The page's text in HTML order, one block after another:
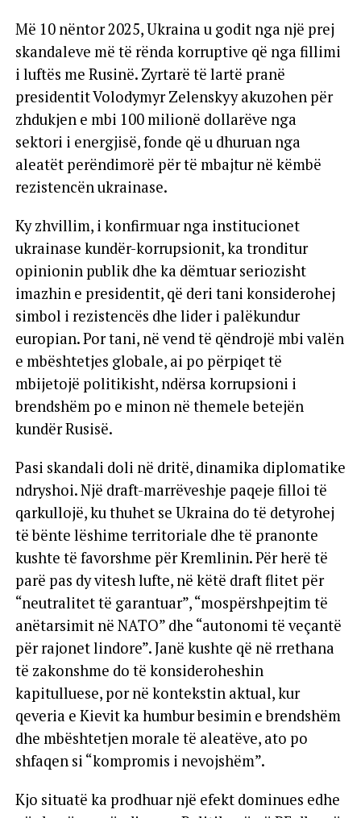
Më 10 nëntor 2025, Ukraina u godit nga një prej
skandaleve më të rënda korruptive që nga fillimi
i luftës me Rusinë. Zyrtarë të lartë pranë
presidentit Volodymyr Zelenskyy akuzohen për
zhdukjen e mbi 100 milionë dollarëve nga
sektori i energjisë, fonde që u dhuruan nga
aleatët perëndimorë për të mbajtur në këmbë
rezistencën ukrainase.
Ky zhvillim, i konfirmuar nga institucionet
ukrainase kundër-korrupsionit, ka tronditur
opinionin publik dhe ka dëmtuar seriozisht
imazhin e presidentit, që deri tani konsiderohej
simbol i rezistencës dhe lider i palëkundur
europian. Por tani, në vend të qëndrojë mbi valën
e mbështetjes globale, ai po përpiqet të
mbijetojë politikisht, ndërsa korrupsioni i
brendshëm po e minon në themele betejën
kundër Rusisë.
Pasi skandali doli në dritë, dinamika diplomatike
ndryshoi. Një draft-marrëveshje paqeje filloi të
qarkullojë, ku thuhet se Ukraina do të detyrohej
të bënte lëshime territoriale dhe të pranonte
kushte të favorshme për Kremlinin. Për herë të
parë pas dy vitesh lufte, në këtë draft flitet për
“neutralitet të garantuar”, “mospërshpejtim të
anëtarsimit në NATO” dhe “autonomi të veçantë
për rajonet lindore”. Janë kushte që në rrethana
të zakonshme do të konsideroheshin
kapitulluese, por në kontekstin aktual, kur
qeveria e Kievit ka humbur besimin e brendshëm
dhe mbështetjen morale të aleatëve, ato po
shfaqen si “kompromis i nevojshëm”.
Kjo situatë ka prodhuar një efekt dominues edhe